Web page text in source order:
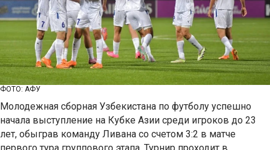
ФОТО: АФУ
Молодежная сборная Узбекистана по футболу успешно
начала выступление на Кубке Азии среди игроков до 23
лет, обыграв команду Ливана со счетом 3:2 в матче